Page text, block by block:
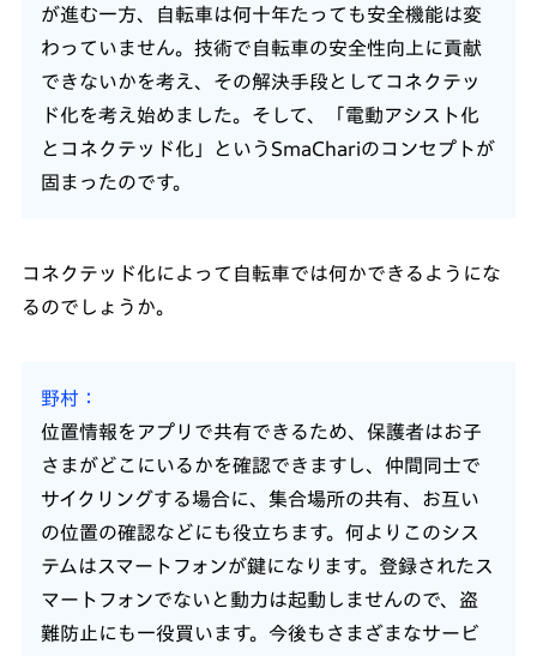
が進む一方、自転車は何十年たっても安全機能は変
わっていません。技術で自転車の安全性向上に貢献
できないかを考え、その解決手段としてコネクテッ
ド化を考え始めました。そして、「電動アシスト化
とコネクテッド化」というSmaChariのコンセプトが
固まったのです。
コネクテッド化によって自転車では何かできるようにな
るのでしょうか。
野村
位置情報をアプリで共有できるため、保護者はお子
さまがどこにいるかを確認できますし、仲間同士で
サイクリングする場合に、集合場所の共有、お互い
の位置の確認などにも役立ちます。何よりこのシス
テムはスマートフォンが鍵になります。登録されたス
マートフォンでないと動力は起動しませんので、盗
難防止にも一役買います。今後もさまざまなサービ